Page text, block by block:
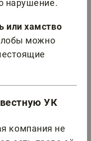
нарушение.
или хамство
можно
УК
компания не